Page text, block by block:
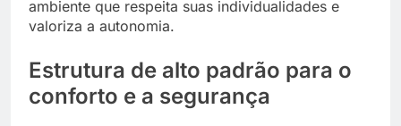
ambiente que respeita suas individualidades e
valoriza a autonomia.
Estrutura de alto padrão para o
conforto e a segurança